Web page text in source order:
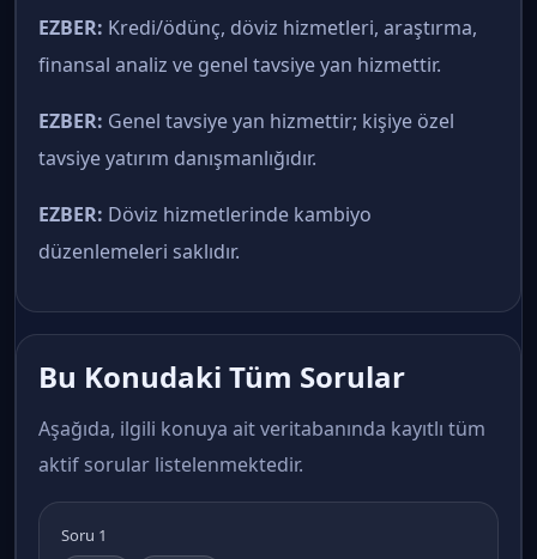
EZBER: Kredi/ödünç, döviz hizmetleri, araştırma,
finansal analiz ve genel tavsiye yan hizmettir.
EZBER: Genel tavsiye yan hizmettir; kişiye özel
tavsiye yatırım danışmanlığıdır.
EZBER: Döviz hizmetlerinde kambiyo
düzenlemeleri saklıdır.
Bu Konudaki Tüm Sorular
Aşağıda, ilgili konuya ait veritabanında kayıtlı tüm
aktif sorular listelenmektedir.
Soru 1